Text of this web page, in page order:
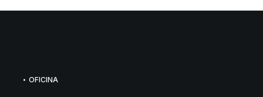
OFICINA